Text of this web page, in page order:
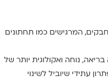
המרגישים כמו תחתונים
נוחה ואקולוגית יותר של
עתידי שיוביל לשינוי